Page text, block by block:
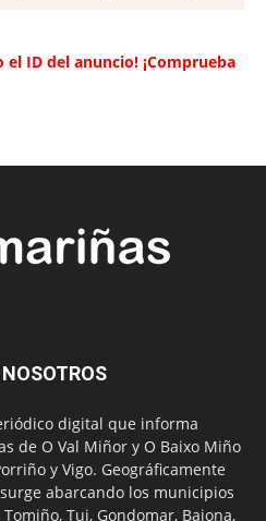
el ID del anuncio! ¡Comprueba
digital que informa
de O Val Miñor y O Baixo Miño
y Vigo. Geográficamente
abarcando los municipios
Tui, Gondomar, Baiona,